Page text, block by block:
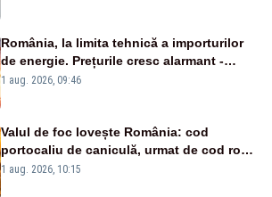
România, la limita tehnică a importurilor
de energie. Prețurile cresc alarmant -
Analiză Realitatea Plus
1 aug. 2026, 09:46
Valul de foc lovește România: cod
portocaliu de caniculă, urmat de cod roșu
duminică. Temperaturile urcă spre 40°C
1 aug. 2026, 10:15